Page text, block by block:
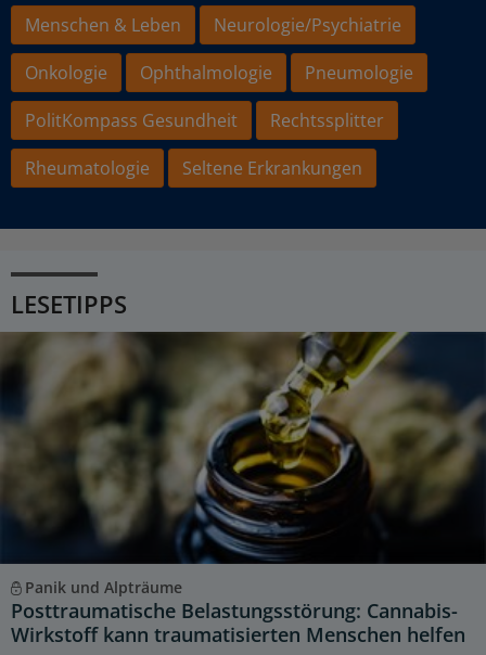
Menschen & Leben
Neurologie/Psychiatrie
Onkologie
Ophthalmologie
Pneumologie
PolitKompass Gesundheit
Rechtssplitter
Rheumatologie
Seltene Erkrankungen
LESETIPPS
Panik und Alpträume
Posttraumatische Belastungsstörung: Cannabis-
Wirkstoff kann traumatisierten Menschen helfen